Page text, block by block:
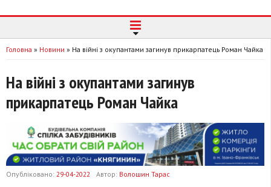
Головна » Новини » На війні з окупантами загинув прикарпатець Роман Чайка
На війні з окупантами загинув
прикарпатець Роман Чайка
Опубліковано: 29-04-2022 Автор: Волошин Тарас